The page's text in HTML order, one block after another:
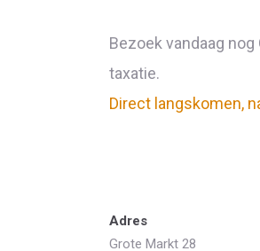
Bezoek vandaag
taxatie.
Direct langskomen,
Adres
Grote Markt 28